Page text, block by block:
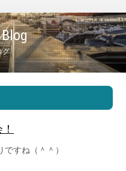
グ
ボート販売
すね（＾＾）